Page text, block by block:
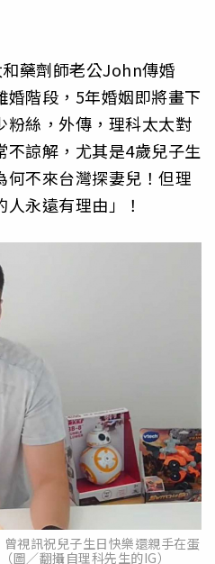
藥劑師老公John傳婚
階段，5年婚姻即將畫下
粉絲，外傳，理科太太對
不諒解，尤其是4歲兒子生
何不來台灣探妻兒！但理
永遠有理由」！
視訊祝兒子生日快樂還親手在蛋
圖／翻攝自理科先生的IG）